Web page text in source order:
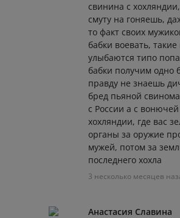
свинина с
смуту на гоняешь,
то факт своих
бабки воевать,
улыбаются типо
бабки получим одно
правду не знаешь
бред пьяной
с России а с
хохляндии, где вас
органы за оружие
мужей, потом за
последнего хохла
3 несколько месяцев
Анастасия Славина